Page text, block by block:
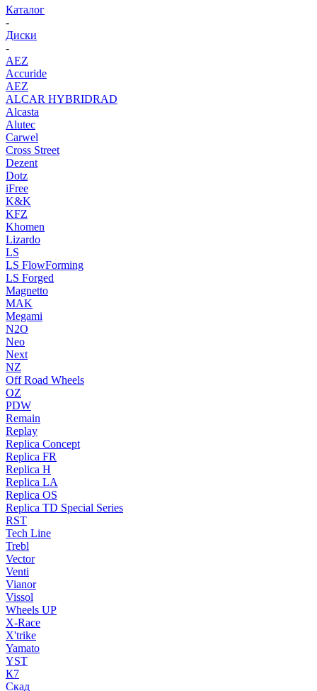
Каталог
-
Диски
-
AEZ
Accuride
AEZ
ALCAR HYBRIDRAD
Alcasta
Alutec
Carwel
Cross Street
Dezent
Dotz
iFree
K&K
KFZ
Khomen
Lizardo
LS
LS FlowForming
LS Forged
Magnetto
MAK
Megami
N2O
Neo
Next
NZ
Off Road Wheels
OZ
PDW
Remain
Replay
Replica Concept
Replica FR
Replica H
Replica LA
Replica OS
Replica TD Special Series
RST
Tech Line
Trebl
Vector
Venti
Vianor
Vissol
Wheels UP
X-Race
X'trike
Yamato
YST
К7
Скад